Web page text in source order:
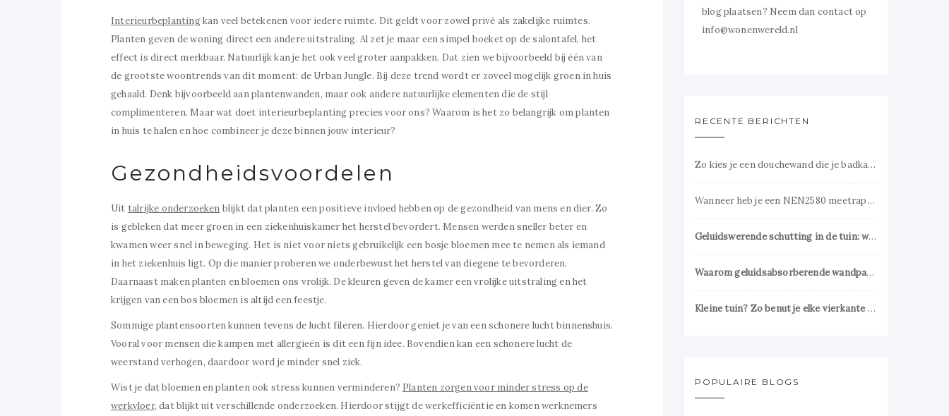
Interieurbeplantingkan veel betekenen voor iedere ruimte. Dit geldt voor zowel privé als zakelijke ruimtes.
Planten geven de woning direct een andere uitstraling. Al zet je maar een simpel boeket op de salontafel, het
effect is direct merkbaar. Natuurlijk kan je het ook veel groter aanpakken. Dat zien we bijvoorbeeld bij één van
de grootste woontrends van dit moment: de Urban Jungle. Bij deze trend wordt er zoveel mogelijk groen in huis
gehaald. Denk bijvoorbeeld aan plantenwanden, maar ook andere natuurlijke elementen die de stijl
complimenteren. Maar wat doet interieurbeplanting precies voor ons? Waarom is het zo belangrijk om planten
in huis te halen en hoe combineer je deze binnen jouw interieur?
Gezondheidsvoordelen
Uit talrijke onderzoeken blijkt dat planten een positieve invloed hebben op de gezondheid van mens en dier. Zo
is gebleken dat meer groen in een ziekenhuiskamer het herstel bevordert. Mensen werden sneller beter en
kwamen weer snel in beweging. Het is niet voor niets gebruikelijk een bosje bloemen mee te nemen als iemand
in het ziekenhuis ligt. Op die manier proberen we onderbewust het herstel van diegene te bevorderen.
Daarnaast maken planten en bloemen ons vrolijk. De kleuren geven de kamer een vrolijke uitstraling en het
krijgen van een bos bloemen is altijd een feestje.
Sommige plantensoorten kunnen tevens de lucht fileren. Hierdoor geniet je van een schonere lucht binnenshuis.
Vooral voor mensen die kampen met allergieën is dit een fijn idee. Bovendien kan een schonere lucht de
weerstand verhogen, daardoor word je minder snel ziek.
Wist je dat bloemen en planten ook stress kunnen verminderen? Planten zorgen voor minder stress op de
werkvloer, dat blijkt uit verschillende onderzoeken. Hierdoor stijgt de werkefficiëntie en komen werknemers
blog plaatsen? Neem dan contact op
info@wonenwereld.nl
RECENTE BERICHTEN
Zo kies je een douchewand die je badkamer groter laat lijken
Wanneer heb je een NEN2580 meetrapport verplicht nodig?
Geluidswerende schutting in de tuin: wanneer is het de moeite waard?
Waarom geluidsabsorberende wandpanelen essentieel zijn voor een prettig interieur
Kleine tuin? Zo benut je elke vierkante meter slim
POPULAIRE BLOGS